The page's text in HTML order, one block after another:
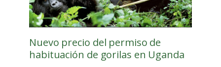
Nuevo precio del permiso de
habituación de gorilas en Uganda